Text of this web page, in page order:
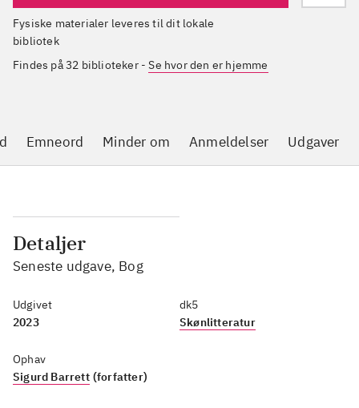
Fysiske materialer leveres til dit lokale
bibliotek
Findes på 32 biblioteker-Se hvor den er hjemme
Emneord Minder om Anmeldelser Udgaver
Detaljer
Seneste udgave, Bog
Udgivet
2023
Ophav
Sigurd Barrett (forfatter)
dk5
Skønlitteratur